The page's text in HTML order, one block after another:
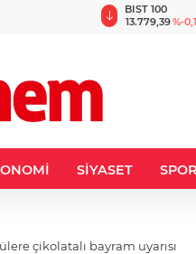
BIST 100
13.779,39%-
SİYASET SPOR
çikolatalı bayram uyarısı